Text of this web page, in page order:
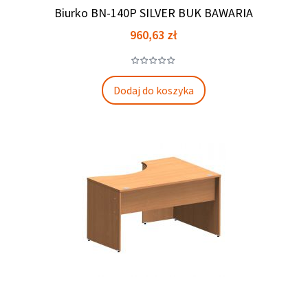
Biurko BN-140P SILVER BUK BAWARIA
Cena
960,63 zł
Dodaj do koszyka